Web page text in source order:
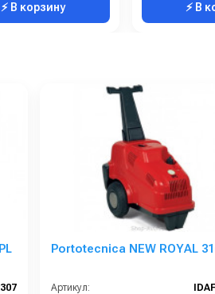
⚡ В корзину ⚡ В
Portotecnica NEW ROYAL
Артикул: